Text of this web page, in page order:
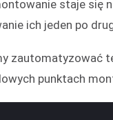
staje się
ich jeden po
zautomatyzować
punktach